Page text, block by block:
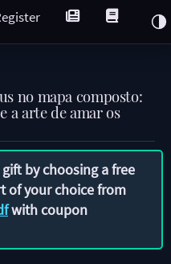
no mapa composto:
a arte de amar os
by choosing a free
of your choice from
with coupon